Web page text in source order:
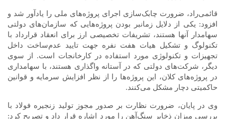
قائمی‌راد، ضرورت چابک‌سازی اجرای پروژه‌های ملی را یادآور شد و
افزود: یکی از دلایل زمانبر بودن پروژه‌هایی که سازمان‌های دولتی
سهامدار آنها هستند، تشریفات تخصیصی ارز برای انعقاد قرارداد با
تکنولوگ و تشکیل هیات هفت نفره جهت تایید عدم‌ساخت داخل
تجهیزات و تکنولوژی مورد استفاده در کارخانجات است. از سوی
دیگر، شرکت‌های دولتی که در آستانه واگذاری هستند، با سهامداری
در پروژه‌های کلان، این پروژه‌ها را از نظر افزایش سرمایه و قوانین
حاکمیتی دچار مشکل می‌کنند.
وی در پایان، ضرورت نظارت بر صدور مجوز تولید زنجیره فولاد با
بررسی میزان ذخایر سنگ‌آهن را مورد اشاره قرار داد و تصریح کرد: